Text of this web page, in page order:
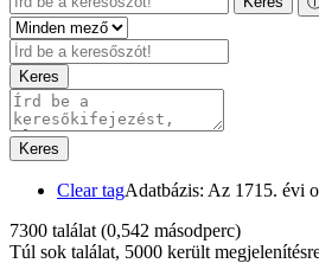
Keres
Keres
Clear tagAdatbázis: Az 1715. évi
7300 találat (0,542 másodperc)
Túl sok találat, 5000 került